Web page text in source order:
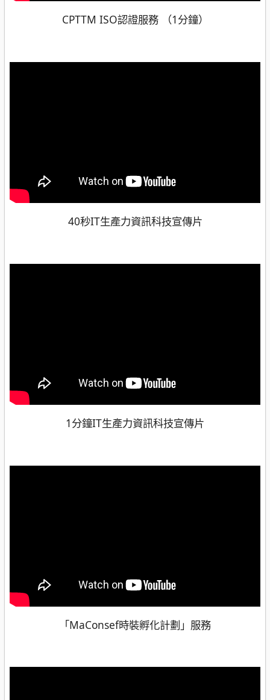
CPTTM ISO認證服務 （1分鐘）
40秒IT生產力資訊科技宣傳片
1分鐘IT生產力資訊科技宣傳片
「MaConsef時裝孵化計劃」服務